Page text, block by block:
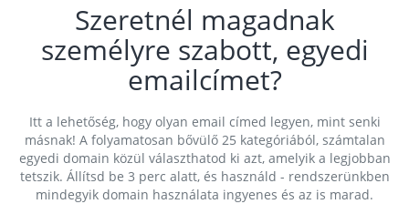
Szeretnél magadnak
személyre szabott, egyedi
emailcímet?
Itt a lehetőség, hogy olyan email címed legyen, mint senki
másnak! A folyamatosan bővülő 25 kategóriából, számtalan
egyedi domain közül választhatod ki azt, amelyik a legjobban
tetszik. Állítsd be 3 perc alatt, és használd - rendszerünkben
mindegyik domain használata ingyenes és az is marad.